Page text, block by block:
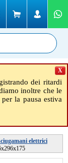
dei ritardi
inoltre che le
la pausa estiva
X
elettrici